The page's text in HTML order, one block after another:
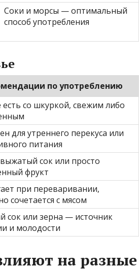
Соки и морсы — оптимальный
способ употребления
по употреблению
со шкуркой, свежим либо
для утреннего перекуса или
питания
сок или просто
фрукт
при переваривании,
сочетается с мясом
сок или зерна — источник
и молодости
на разные